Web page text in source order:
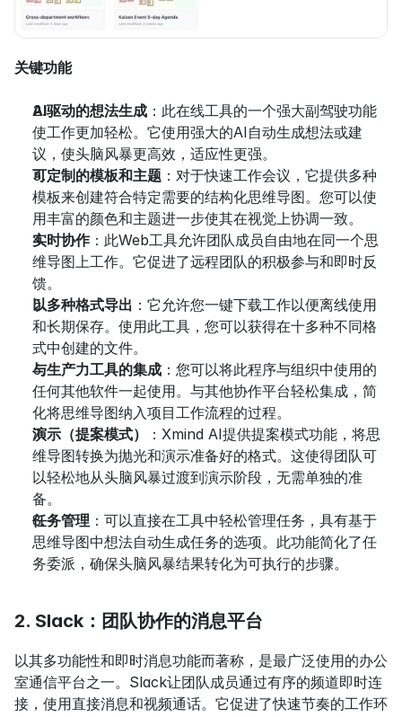
关键功能
AI驱动的想法生成 ：此在线工具的一个强大副驾驶功能
使工作更加轻松。它使用强大的AI自动生成想法或建
议，使头脑风暴更高效，适应性更强。
可定制的模板和主题 ：对于快速工作会议，它提供多种
模板来创建符合特定需要的结构化思维导图。您可以使
用丰富的颜色和主题进一步使其在视觉上协调一致。
实时协作：此Web工具允许团队成员自由地在同一个思
维导图上工作。它促进了远程团队的积极参与和即时反
馈。
以多种格式导出 ：它允许您一键下载工作以便离线使用
和长期保存。使用此工具，您可以获得在十多种不同格
式中创建的文件。
与生产力工具的集成 ：您可以将此程序与组织中使用的
任何其他软件一起使用。与其他协作平台轻松集成，简
化将思维导图纳入项目工作流程的过程。
演示（提案模式）
：Xmind AI提供提案模式功能，将思
维导图转换为抛光和演示准备好的格式。这使得团队可
以轻松地从头脑风暴过渡到演示阶段，无需单独的准
备。
任务管理 ：可以直接在工具中轻松管理任务，具有基于
思维导图中想法自动生成任务的选项。此功能简化了任
务委派，确保头脑风暴结果转化为可执行的步骤。
2. Slack：团队协作的消息平台
以其多功能性和即时消息功能而著称，是最广泛使用的办公
室通信平台之一。Slack让团队成员通过有序的频道即时连
接，使用直接消息和视频通话。它促进了快速节奏的工作环